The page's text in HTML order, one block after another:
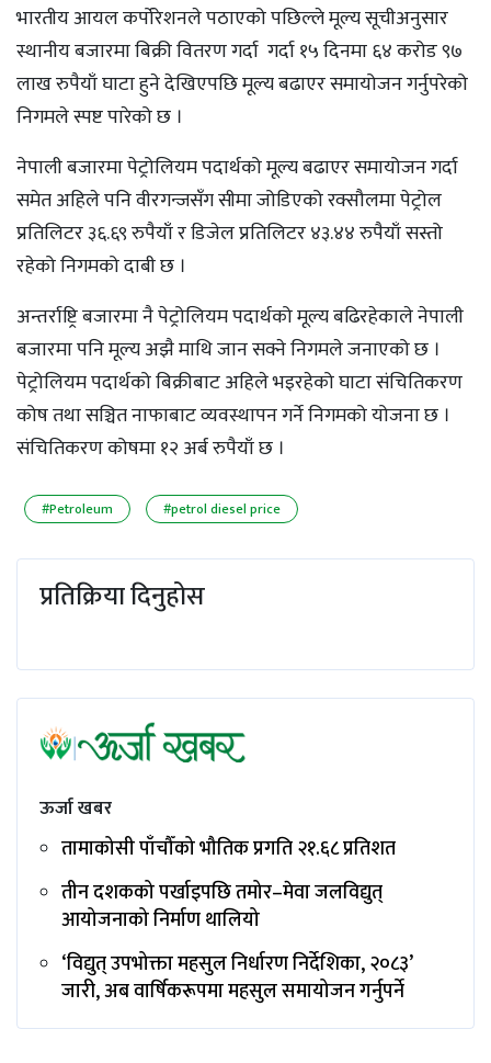
भारतीय आयल कर्पोरेशनले पठाएको पछिल्ले मूल्य सूचीअनुसार
स्थानीय बजारमा बिक्री वितरण गर्दा गर्दा १५ दिनमा ६४ करोड ९७
लाख रुपैयाँ घाटा हुने देखिएपछि मूल्य बढाएर समायोजन गर्नुपरेको
निगमले स्पष्ट पारेको छ ।
नेपाली बजारमा पेट्रोलियम पदार्थको मूल्य बढाएर समायोजन गर्दा
समेत अहिले पनि वीरगन्जसँग सीमा जोडिएको रक्सौलमा पेट्रोल
प्रतिलिटर ३६.६९ रुपैयाँ र डिजेल प्रतिलिटर ४३.४४ रुपैयाँ सस्तो
रहेको निगमको दाबी छ ।
अन्तर्राष्ट्रि बजारमा नै पेट्रोलियम पदार्थको मूल्य बढिरहेकाले नेपाली
बजारमा पनि मूल्य अझै माथि जान सक्ने निगमले जनाएको छ ।
पेट्रोलियम पदार्थको बिक्रीबाट अहिले भइरहेको घाटा संचितिकरण
कोष तथा सञ्चित नाफाबाट व्यवस्थापन गर्ने निगमको योजना छ ।
संचितिकरण कोषमा १२ अर्ब रुपैयाँ छ ।
#Petroleum #petrol diesel price
प्रतिक्रिया दिनुहोस
ऊर्जा खबर
तामाकोसी पाँचौँको भौतिक प्रगति २१.६८ प्रतिशत
तीन दशकको पर्खाइपछि तमोर–मेवा जलविद्युत्
आयोजनाको निर्माण थालियो
‘विद्युत् उपभोक्ता महसुल निर्धारण निर्देशिका, २०८३’
जारी, अब वार्षिकरूपमा महसुल समायोजन गर्नुपर्ने